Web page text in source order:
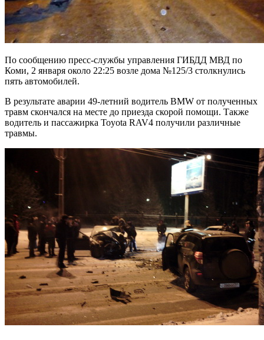
По сообщению пресс-службы управления ГИБДД МВД по
Коми, 2 января около 22:25 возле дома №125/3 столкнулись
пять автомобилей.
В результате аварии 49-летний водитель BMW от полученных
травм скончался на месте до приезда скорой помощи. Также
водитель и пассажирка Toyota RAV4 получили различные
травмы.